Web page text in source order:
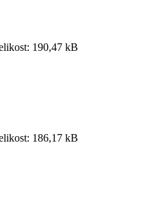
190,47 kB
186,17 kB